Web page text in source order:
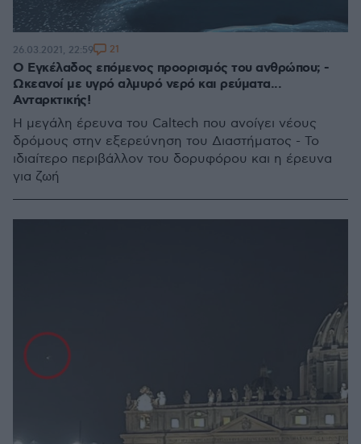
Ο Εγκέλαδος επόμενος προορισμός του ανθρώπου; -
Ωκεανοί με υγρό αλμυρό νερό και ρεύματα...
Ανταρκτικής!
Η μεγάλη έρευνα του Caltech που ανοίγει νέους
δρόμους στην εξερεύνηση του Διαστήματος - Το
ιδιαίτερο περιβάλλον του δορυφόρου και η έρευνα
για ζωή
26.03.2021, 22:59 21